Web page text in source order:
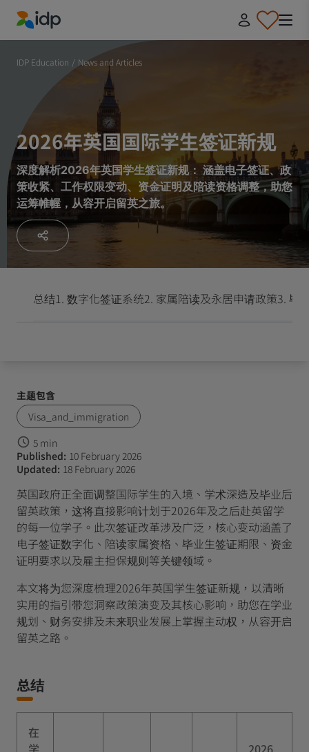
IDP Education
IDP Education / News and Articles
2026年英国国际学生签证新规
深度解析2026年英国学生签证新规： 涵盖电子签证、政
策收紧、工作权限变动、资金证明及陪读资格调整，助您
运筹帷幄，从容开启留英之旅。
总结1. 数字化签证系统2. 家属陪读及永居申请政策3. 毕
主题包含
Visa_and_immigration
5 min
Published: 10 February 2026
Updated: 18 February 2026
英国政府正全面调整国际学生的入境、学术深造及毕业后
留英政策，这将直接影响计划于2026年及之后赴英留学
的每一位学子。此次签证改革涉及广泛，核心变动涵盖了
电子签证数字化、陪读家属资格、毕业生签证期限、资金
证明要求以及雇主担保规则等关键领域。
本文将为您深度梳理2026年英国学生签证新规，以清晰
实用的指引带您洞察政策演变及其核心影响，助您在学业
规划、财务安排及未来职业发展上掌握主动权，从容开启
留英之路。
总结
在
学
2026